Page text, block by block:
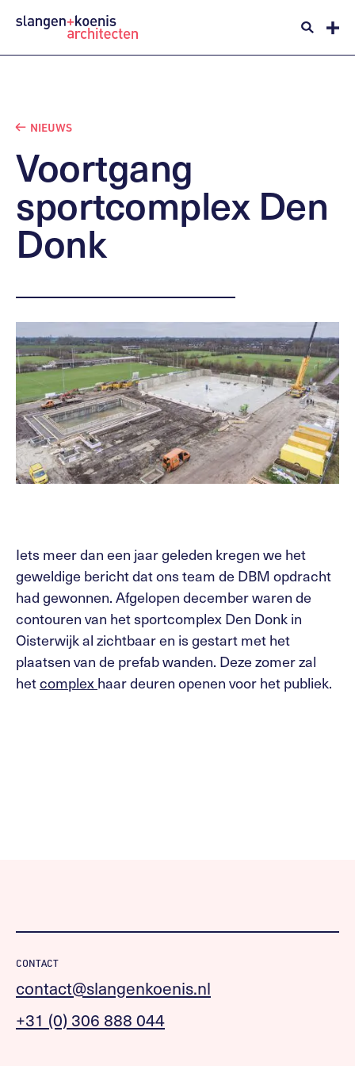
NIEUWS
Voortgang
sportcomplex Den
Donk
Iets meer dan een jaar geleden kregen we het
geweldige bericht dat ons team de DBM opdracht
had gewonnen. Afgelopen december waren de
contouren van het sportcomplex Den Donk in
Oisterwijk al zichtbaar en is gestart met het
plaatsen van de prefab wanden. Deze zomer zal
hetcomplex haar deuren openen voor het publiek.
CONTACT
contact@slangenkoenis.nl
+31 (0) 306 888 044